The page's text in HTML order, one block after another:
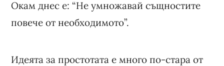
Окам днес е: “Не умножавай същностите
повече от необходимото”.
Идеята за простотата е много по-стара от